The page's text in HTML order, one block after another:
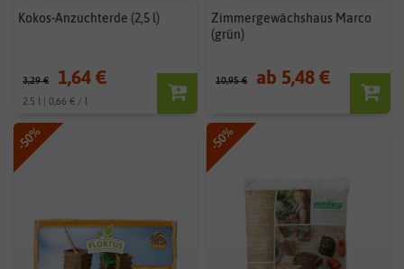
Kokos-Anzuchterde (2,5 l)
3,29 € 1,64 €
2.5 l | 0,66 € / l
Zimmergewächshaus Marco
(grün)
10,95 € ab 5,48 €
-50% -50%